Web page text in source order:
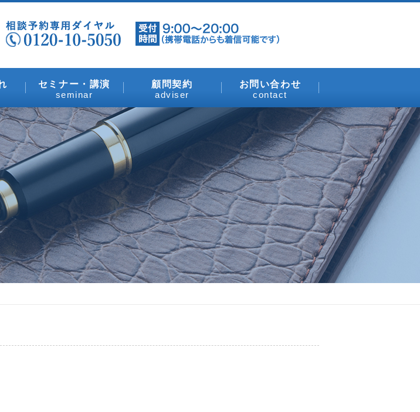
セミナー・講演
seminar
顧問契約
adviser
お問い合わせ
contact